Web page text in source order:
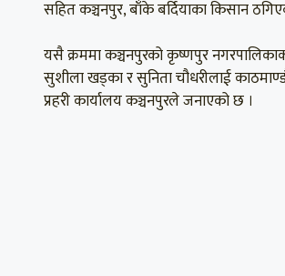
सहित कञ्चनपुर, बाँके बर्दियाका किसान
यसै क्रममा कञ्चनपुरको कृष्णपुर
सुशीला खड्का र सुनिता चौधरीलाई
प्रहरी कार्यालय कञ्चनपुरले जनाएको छ ।